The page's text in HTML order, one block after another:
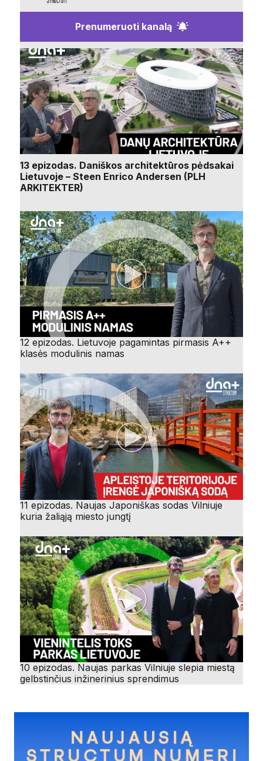
Prenumeruoti kanalą
13 epizodas. Daniškos architektūros pėdsakai
Lietuvoje – Steen Enrico Andersen (PLH
ARKITEKTER)
12 epizodas. Lietuvoje pagamintas pirmasis A++
klasės modulinis namas
11 epizodas. Naujas Japoniškas sodas Vilniuje
kuria žaliąją miesto jungtį
10 epizodas. Naujas parkas Vilniuje slepia miestą
gelbstinčius inžinerinius sprendimus